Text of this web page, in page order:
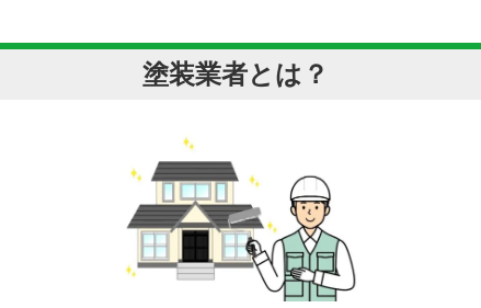
塗装業者とは？